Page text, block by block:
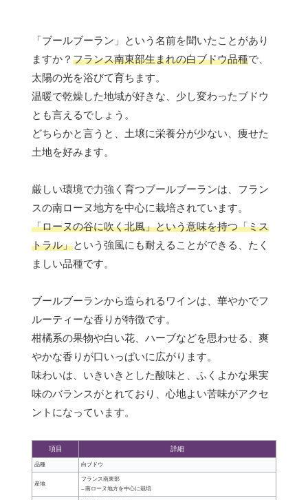
「ブールブーラン」という名前を聞いたことがあり
ますか？ フランス南東部生まれの白ブドウ品種で、
太陽の光を浴びて育ちます。
温暖で乾燥した地域が好きな、少し変わったブドウ
とも言えるでしょう。
どちらかと言うと、土壌に栄養分が少ない、痩せた
土地を好みます。
厳しい環境で力強く育つブールブーランは、フラン
スの南ローヌ地方を中心に栽培されています。
「ローヌの谷に吹く北風」という意味を持つ「ミス
トラル」という強風にも耐えることができる、たく
ましい品種です。
ブールブーランから造られるワインは、華やかでフ
ルーティーな香りが特徴です。
柑橘系の果物や白い花、ハーブなどを思わせる、爽
やかな香りが口いっぱいに広がります。
味わいは、いきいきとした酸味と、ふくよかな果実
味のバランスがとれており、心地よい苦味がアクセ
ントになっています。
項目 詳細
品種 白ブドウ
産地
フランス南東部
– 南ローヌ地方を中心に栽培